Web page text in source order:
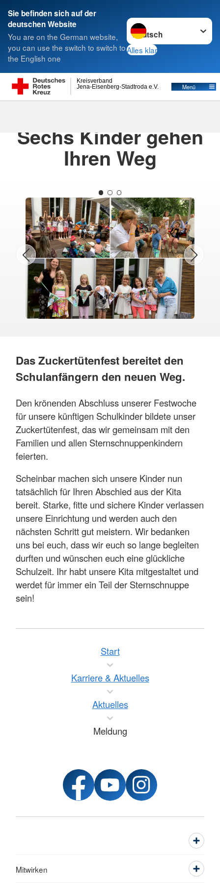
Sie befinden sich auf der
deutschen Website
You are on the German website,
you can use the switch to switch to
the English one
Sprache wechseln zu
Alles klar
Jena-Eisenberg-Stadtroda e.V.
Kreisverband
Menü
Suche
Sechs Kinder gehen
Ihren Weg
Das Zuckertütenfest bereitet den
Schulanfängern den neuen Weg.
Den krönenden Abschluss unserer Festwoche
für unsere künftigen Schulkinder bildete unser
Zuckertütenfest, das wir gemeinsam mit den
Familien und allen Sternschnuppenkindern
feierten.
Scheinbar machen sich unsere Kinder nun
tatsächlich für Ihren Abschied aus der Kita
bereit. Starke, fitte und sichere Kinder verlassen
unsere Einrichtung und werden auch den
nächsten Schritt gut meistern. Wir bedanken
uns bei euch, dass wir euch so lange begleiten
durften und wünschen euch eine glückliche
Schulzeit. Ihr habt unsere Kita mitgestaltet und
werdet für immer ein Teil der Sternschnuppe
sein!
Start
Karriere & Aktuelles
Aktuelles
Meldung
Mitwirken